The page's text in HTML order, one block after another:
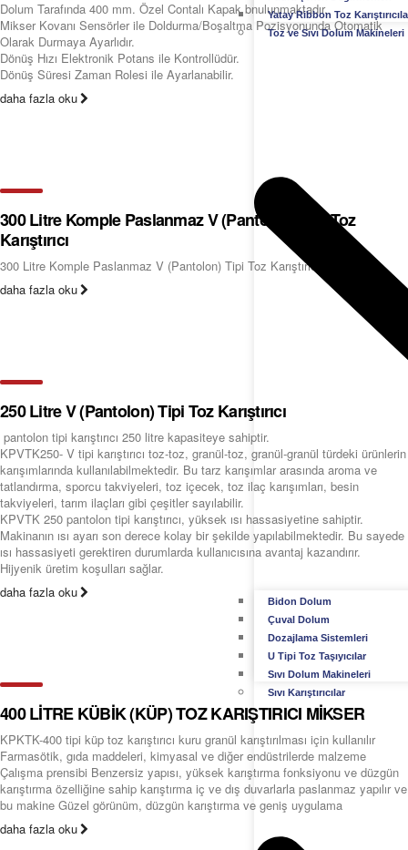
Yatay Ribbon Toz
Toz ve Sıvı Dolum Makineleri
Bidon Dolum
Çuval Dolum
Dozajlama Sistemleri
U Tipi Toz Taşıyıcılar
Sıvı Dolum Makineleri
Sıvı Karıştırıcılar
Dolum Tarafında 400 mm. Özel Contalı Kapak bnulunmaktadır.
Mikser Kovanı Sensörler ile Doldurma/Boşaltma Pozisyonunda Otomatik
Olarak Durmaya Ayarlıdır.
Dönüş Hızı Elektronik Potans ile Kontrollüdür.
Dönüş Süresi Zaman Rolesi ile Ayarlanabilir.
daha fazla oku
300 Litre Komple Paslanmaz V (Pantolon) Tipi Toz
Karıştırıcı
300 Litre Komple Paslanmaz V (Pantolon) Tipi Toz Karıştırıcı
daha fazla oku
250 Litre V (Pantolon) Tipi Toz Karıştırıcı
pantolon tipi karıştırıcı 250 litre kapasiteye sahiptir.
KPVTK250- V tipi karıştırıcı toz-toz, granül-toz, granül-granül türdeki ürünlerin
karışımlarında kullanılabilmektedir. Bu tarz karışımlar arasında aroma ve
tatlandırma, sporcu takviyeleri, toz içecek, toz ilaç karışımları, besin
takviyeleri, tarım ilaçları gibi çeşitler sayılabilir.
KPVTK 250 pantolon tipi karıştırıcı, yüksek ısı hassasiyetine sahiptir.
Makinanın ısı ayarı son derece kolay bir şekilde yapılabilmektedir. Bu sayede
ısı hassasiyeti gerektiren durumlarda kullanıcısına avantaj kazandırır.
Hijyenik üretim koşulları sağlar.
daha fazla oku
400 LİTRE KÜBİK (KÜP) TOZ KARIŞTIRICI MİKSER
KPKTK-400 tipi küp toz karıştırıcı kuru granül karıştırılması için kullanılır
Farmasötik, gıda maddeleri, kimyasal ve diğer endüstrilerde malzeme
Çalışma prensibi Benzersiz yapısı, yüksek karıştırma fonksiyonu ve düzgün
karıştırma özelliğine sahip karıştırma iç ve dış duvarlarla paslanmaz yapılır ve
bu makine Güzel görünüm, düzgün karıştırma ve geniş uygulama
daha fazla oku